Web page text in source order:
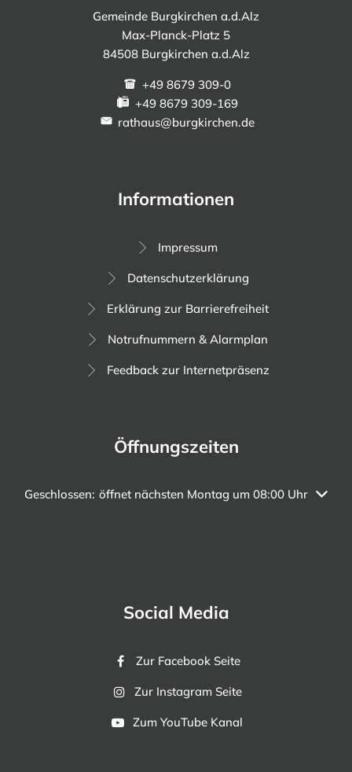
Gemeinde Burgkirchen a.d.Alz
Max-Planck-Platz 5
84508 Burgkirchen a.d.Alz
+49 8679 309-0
+49 8679 309-169
rathaus@burgkirchen.de
Informationen
Impressum
Datenschutzerklärung
Erklärung zur Barrierefreiheit
Notrufnummern & Alarmplan
Feedback zur Internetpräsenz
Öffnungszeiten
Klicken, um weitere Öffnungs- oder Schließzeiten
Geschlossen: öffnet nächsten Montag um 08:00 Uhr
Social Media
Zur Facebook Seite
Zur Instagram Seite
Zum YouTube Kanal